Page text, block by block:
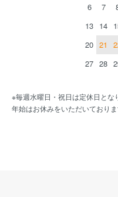
6
7
13 14
20 21
27 28
※毎週水曜日・祝日は定休日と
年始はお休みをいただいておりま